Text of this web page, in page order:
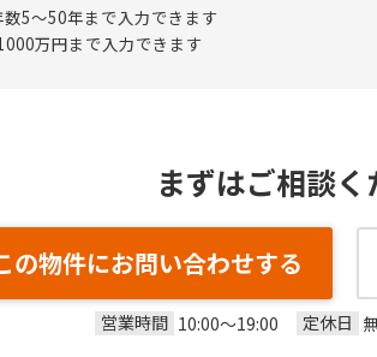
5～50年まで入力できます
万円まで入力できます
まずはご相談く
の物件にお問い合わせする
営業時間 10:00～19:00 定休日